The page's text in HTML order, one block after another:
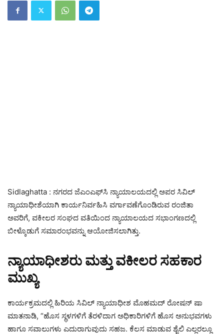
Sidlaghatta : ನಗರದ ಜೆಎಂಎಫ್‌ಸಿ ನ್ಯಾಯಾಲಯದಲ್ಲಿ ಅಪರ ಸಿವಿಲ್
ನ್ಯಾಯಾಧೀಶೆಯಾಗಿ ಕಾರ್ಯನಿರ್ವಹಿಸಿ ವರ್ಗಾವಣೆಗೊಂಡಿರುವ ರಂಜಿತಾ
ಅವರಿಗೆ, ವಕೀಲರ ಸಂಘದ ವತಿಯಿಂದ ನ್ಯಾಯಾಲಯದ ಸಭಾಂಗಣದಲ್ಲಿ
ಬೀಳ್ಕೊಡುಗೆ ಸಮಾರಂಭವನ್ನು ಆಯೋಜಿಸಲಾಗಿತ್ತು.
ನ್ಯಾಯಾಧೀಶರು ಮತ್ತು ವಕೀಲರ ಸಹಕಾರ
ಮುಖ್ಯ
ಕಾರ್ಯಕ್ರಮದಲ್ಲಿ ಹಿರಿಯ ಸಿವಿಲ್ ನ್ಯಾಯಾಧೀಶ ಮೊಹಮದ್ ರೋಷನ್ ಷಾ
ಮಾತನಾಡಿ, “ಹೊಸ ಸ್ಥಳಗಳಿಗೆ ತೆರಳಿದಾಗ ಅಧಿಕಾರಿಗಳಿಗೆ ಹೊಸ ಅನುಭವಗಳು
ಹಾಗೂ ಸವಾಲುಗಳು ಎದುರಾಗುವುದು ಸಹಜ. ಕೆಲಸ ಮಾಡುವ ಶೈಲಿ ಎಲ್ಲರಲ್ಲೂ